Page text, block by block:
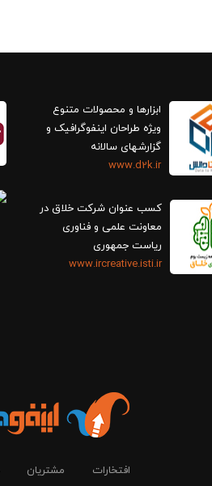
ابزارها و محصولات متنوع
ویژه طراحان اینفوگرافیک و
گزارش‎های سالانه
www.d2k.ir
کسب عنوان شرکت خلاق در
معاونت علمی و فناوری
ریاست جمهوری
www.ircreative.isti.ir
افتخارات مشتریان